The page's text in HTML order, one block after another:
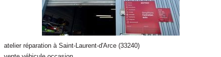
atelier réparation à Saint-Laurent-d'Arce (33240)